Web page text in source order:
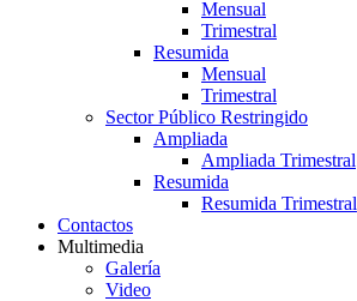
Mensual
Trimestral
Resumida
Mensual
Trimestral
Sector Público Restringido
Ampliada
Ampliada Trimestral
Resumida
Resumida Trimestral
Contactos
Multimedia
Galería
Video